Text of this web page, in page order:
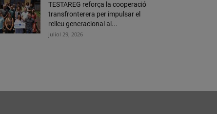
TESTAREG reforça la cooperació
transfronterera per impulsar el
relleu generacional al...
juliol 29, 2026